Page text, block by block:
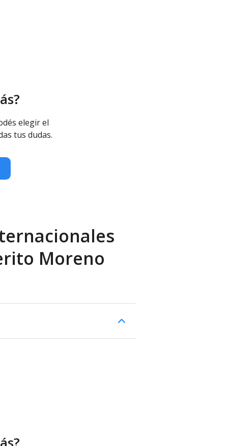
elegir el
tus dudas.
Moreno